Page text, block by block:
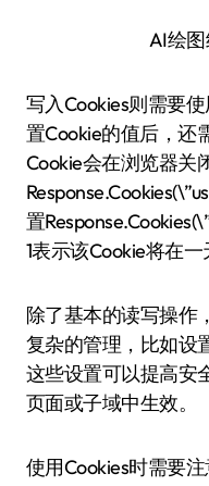
AI绘
写入Cookies则需要
置Cookie的值后，还
Cookie会在浏览器关
置
1表示该Cookie将在一
除了基本的读写操作
复杂的管理，比如设
这些设置可以提高安
页面或子域中生效。
使用Cookies时需要